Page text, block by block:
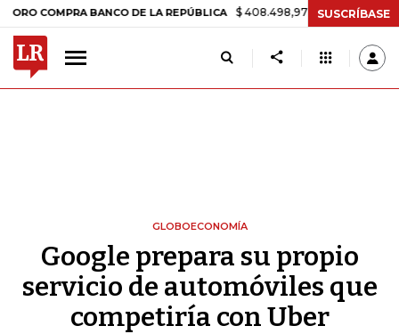
BANCO DE LA REPÚBLICA $ 408.498,97 +$ 8.753,81 +2,19%
SUSCRÍBASE
GLOBOECONOMÍA
Google prepara su propio
servicio de automóviles que
competiría con Uber